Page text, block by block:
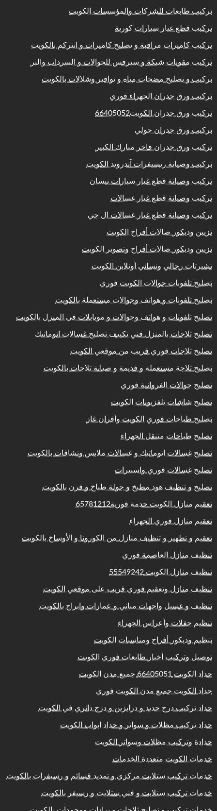
تركيب طابعات للشركات والمؤسسات الكويت
تركيب قطع غيار سيارات كورية
تركيب كاميرات مراقبة و تصليح كاميرات و انتركم بالكويت
تركيب مقويات شبكة و سيرفس للجوالات و السرداب والبر
تركيب و تصليح مضخات مياه و نوافير وشلالات بالكويت
تركيب ورق جدران الجهراء فوري
تركيب ورق جدران الكويت66405052
تركيب ورق جدران حولي
تركيب ورق جدران فاخر مبارك الكبير
تركيب وصيانة ريسيفرات آندرويد الكويت
تركيب وصيانة قطع غيار سيارات نيسان
تركيب وصيانة قطع غيار غسالات
تركيب وصيانة قطع غيار غسالات ال جي
تزيين وديكور صالات أفراح الكويت
تزيين وديكور صالات أفراح وتصوير الكويت
تشيرتات رجالي ونسائي أونلاين الكويت
تصليح تلفونات جوالات الكويت فوري
تصليح تلفونات و هواتف وجوالات مستعملة بالكويت
تصليح تلفونات و هواتف وجوالات و موبايلات في المنزل بالكويت
تصليح ثلاجات بالمنزل فني تكييف تصليح غسالات اتوماتيك
تصليح ثلاجات فوري قريب من موقعي الكويت
تصليح ثلاجة مستعملة و قديمة و صيانة ثلاجات بالكويت
تصليح جوالات الفروانية فوري
تصليح شاشات تلفزيونات الكويت
تصليح طباخات فوري الكويت وأفران غاز
تصليح طباخات متنقل الجهراء
تصليح غسالات اتوماتيك و غسالات ملابس ونشافات بالكويت
تصليح غسالات فوري واسبيرات
تصليح و تنظيف هود مطبخ و جولة طباخ و فرن بالكويت
تعقيم منازل الكويت خدمة فورية65781212
تعقيم منازل فوري الجهراء
تعقيم و تطهير و تنظيف منازل من الكورونا و الأوساخ بالكويت
تنظيف منازل العاصمة فوري
تنظيف منازل الكويت 55549242
تنظيف منازل وتعقيم فوري قريب على موقعي الكويت
تنظيف و غسيل واجهات مباني و عمارات وابراج بالكويت
تنظيم حفلات وأعراس الجهراء
تنظيم وديكور أفراح ومناسبات الكويت
توصيل وتركيب أخبار طابعات فوري الكويت
حداد الكويت 66405051 جميع مدن الكويت
حداد الكويت جميع مدن الكويت فوري
حداد تركيب درج حديد و درابزين و درج دائري في الكويت
حداد تركيب مظلات و سواتر و حداد ابواب الكويت
حدادة وتركيب مظلات وسواتر الكويت
خدمات الكويت متعددة الخدمات
خدمات تركيب ستلايت مركزي و تمديد قسائم و رسيفرات بالكويت
خدمات تركيب ستلايت و فني ستلايت و رسيفر بالكويت